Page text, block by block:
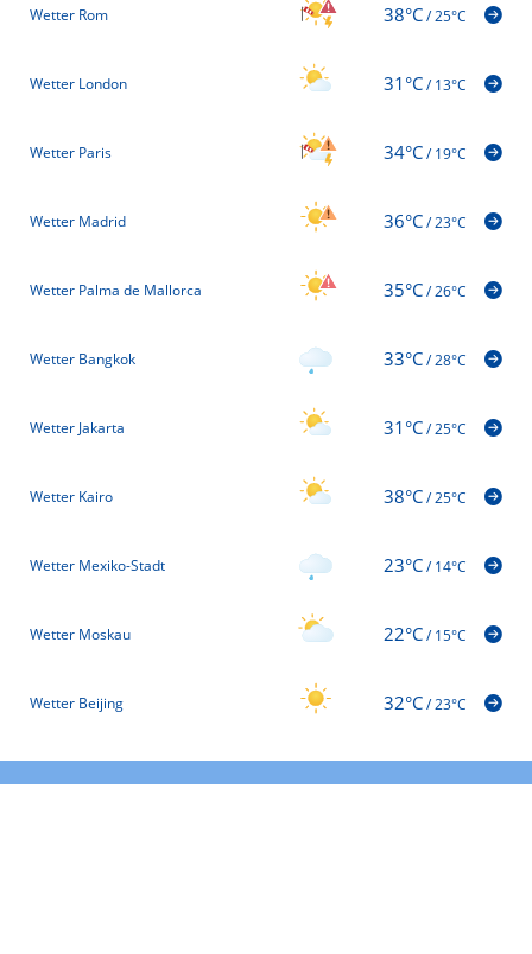
Wetter Rom 38°C/25°C
Wetter London 31°C/13°C
Wetter Paris 34°C/19°C
Wetter Madrid 36°C/23°C
Wetter Palma de Mallorca 35°C/26°C
Wetter Bangkok 33°C/28°C
Wetter Jakarta 31°C/25°C
Wetter Kairo 38°C/25°C
Wetter Mexiko-Stadt 23°C/14°C
Wetter Moskau 22°C/15°C
Wetter Beijing 32°C/23°C